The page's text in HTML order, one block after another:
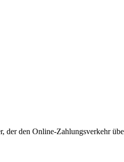
der den Online-Zahlungsverkehr